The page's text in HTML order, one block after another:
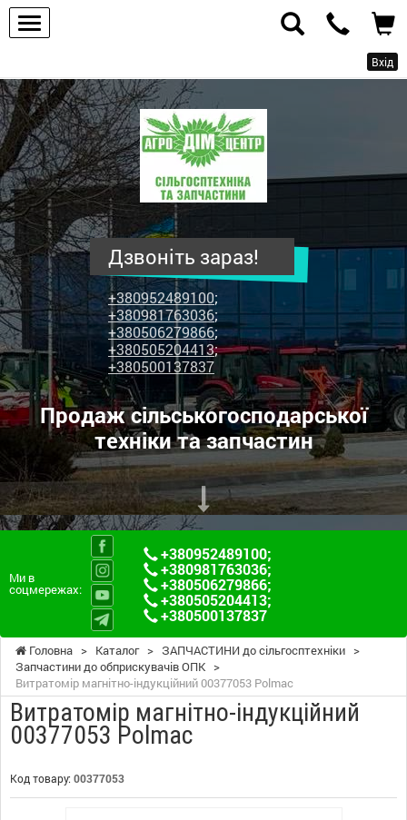
Вхід
ПП
"Агродім-
центр"
-
продаж
сільськогосподарської
техніки
та
запчастин
Дзвоніть зараз!
+380952489100;
+380981763036;
+380506279866;
+380505204413;
+380500137837
Продаж сільськогосподарської
техніки та запчастин
Ми в
соцмережах:
+380952489100;
+380981763036;
+380506279866;
+380505204413;
+380500137837
Головна > Каталог > ЗАПЧАСТИНИ до сільгосптехніки >
Запчастини до обприскувачів ОПК >
Витратомір магнітно-індукційний 00377053 Polmac
Витратомір магнітно-індукційний
00377053 Polmac
Код товару: 00377053